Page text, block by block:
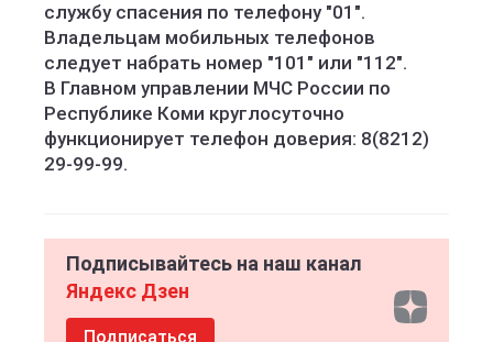
службу спасения по телефону "01".
Владельцам мобильных телефонов
следует набрать номер "101" или "112".
В Главном управлении МЧС России по
Республике Коми круглосуточно
функционирует телефон доверия: 8(8212)
29-99-99.
Подписывайтесь на наш канал
Яндекс Дзен
Подписаться